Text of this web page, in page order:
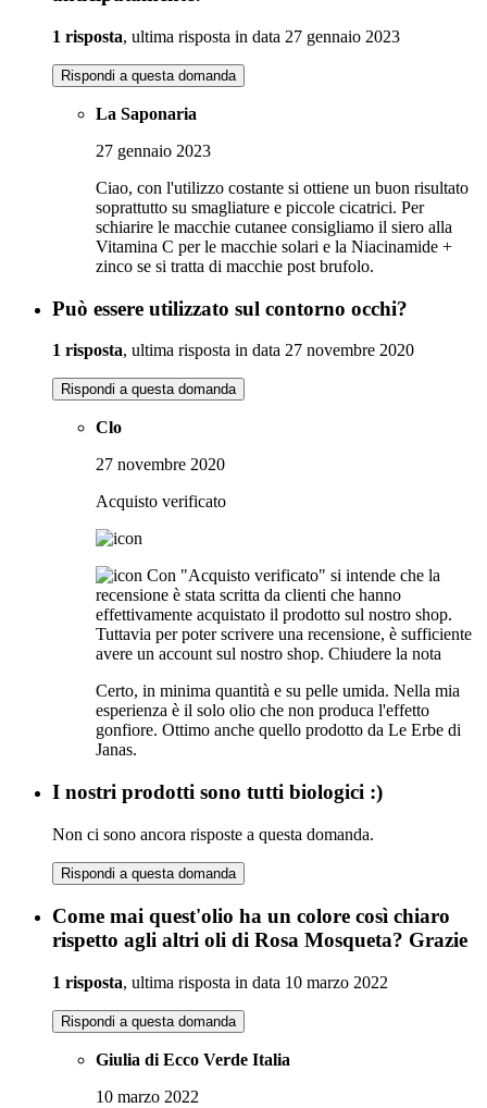
1 risposta, ultima risposta in data 27 gennaio 2023
Rispondi a questa domanda
La Saponaria
27 gennaio 2023
Ciao, con l'utilizzo costante si ottiene un buon risultato
soprattutto su smagliature e piccole cicatrici. Per
schiarire le macchie cutanee consigliamo il siero alla
Vitamina C per le macchie solari e la Niacinamide +
zinco se si tratta di macchie post brufolo.
Può essere utilizzato sul contorno occhi?
1 risposta, ultima risposta in data 27 novembre 2020
Rispondi a questa domanda
Clo
27 novembre 2020
Acquisto verificato
Con "Acquisto verificato" si intende che la
recensione è stata scritta da clienti che hanno
effettivamente acquistato il prodotto sul nostro shop.
Tuttavia per poter scrivere una recensione, è sufficiente
avere un account sul nostro shop. Chiudere la nota
Certo, in minima quantità e su pelle umida. Nella mia
esperienza è il solo olio che non produca l'effetto
gonfiore. Ottimo anche quello prodotto da Le Erbe di
Janas.
I nostri prodotti sono tutti biologici :)
Non ci sono ancora risposte a questa domanda.
Rispondi a questa domanda
Come mai quest'olio ha un colore così chiaro
rispetto agli altri oli di Rosa Mosqueta? Grazie
1 risposta, ultima risposta in data 10 marzo 2022
Rispondi a questa domanda
Giulia di Ecco Verde Italia
10 marzo 2022